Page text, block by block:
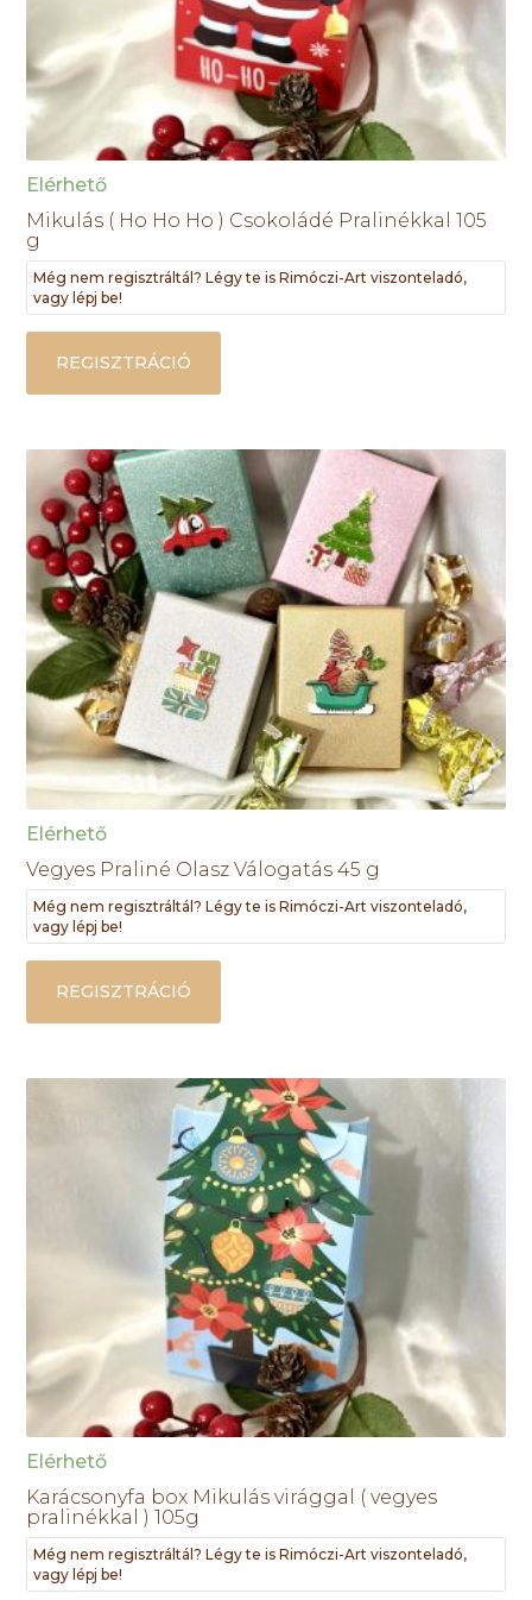
Elérhető
Mikulás ( Ho Ho Ho ) Csokoládé Pralinékkal 105
g
Még nem regisztráltál? Légy te is Rimóczi-Art viszonteladó,
vagy lépj be!
REGISZTRÁCIÓ
Elérhető
Vegyes Praliné Olasz Válogatás 45 g
Még nem regisztráltál? Légy te is Rimóczi-Art viszonteladó,
vagy lépj be!
REGISZTRÁCIÓ
Elérhető
Karácsonyfa box Mikulás virággal ( vegyes
pralinékkal ) 105g
Még nem regisztráltál? Légy te is Rimóczi-Art viszonteladó,
vagy lépj be!